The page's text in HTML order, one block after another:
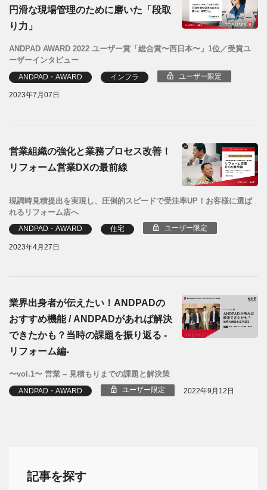
円滑な現場管理のために磨いた「段取
り力」
ANDPAD AWARD 2022 ユーザー賞「総合賞〜西日本〜」1位／受賞ユ
ーザーインタビュー
ANDPAD・AWARD インフラ ユーザー限定
2023年7月07日
営業組織の強化と業務プロセス改善！
リフォーム営業DXの最前線
現調時見積提出を実現し、圧倒的スピードで受注率UP！お客様に選ば
れるリフォーム店へ
ANDPAD・AWARD 住宅 ユーザー限定
2023年4月27日
業界出身者が伝えたい！ANDPADの
おすすめ機能 / ANDPADがあれば解決
できたかも？当時の課題を振り返る -
リフォーム編-
〜vol.1〜 営業 – 見積もりまでの課題と解決策
ANDPAD・AWARD ユーザー限定 2022年9月12日
記事を探す